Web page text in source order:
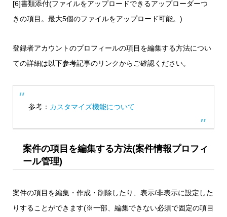
[6]書類添付(ファイルをアップロードできるアップローダーつ
きの項目。最大5個のファイルをアップロード可能。)
登録者アカウントのプロフィールの項目を編集する方法につい
ての詳細は以下参考記事のリンクからご確認ください。
参考： カスタマイズ機能について
案件の項目を編集する方法(案件情報プロフィ
ール管理)
案件の項目を編集・作成・削除したり、表示/非表示に設定した
りすることができます(※一部、編集できない必須で固定の項目